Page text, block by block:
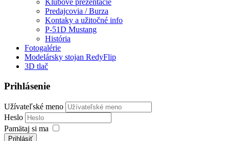
Klubové prezentácie
Predajcovia / Burza
Kontaky a užitočné info
P-51D Mustang
História
Fotogalérie
Modelársky stojan RedyFlip
3D tlač
Prihlásenie
Užívateľské meno
Heslo
Pamätaj si ma
Prihlásiť